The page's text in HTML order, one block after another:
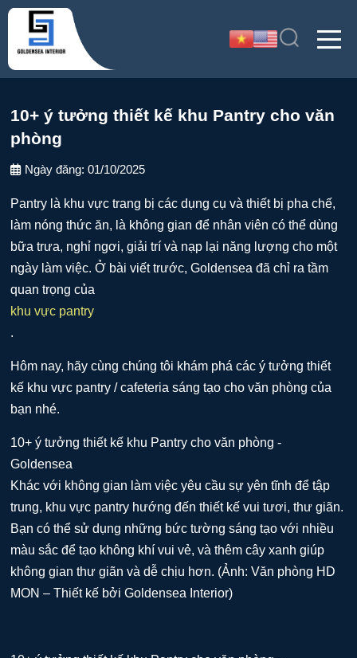
10+ ý tưởng thiết kế khu Pantry cho văn
phòng
Ngày đăng:01/10/2025
Pantry là khu vực trang bị các dụng cụ và thiết bị pha chế,
làm nóng thức ăn, là không gian để nhân viên có thể dùng
bữa trưa, nghỉ ngơi, giải trí và nạp lại năng lượng cho một
ngày làm việc. Ở bài viết trước, Goldensea đã chỉ ra tầm
quan trọng của
khu vực pantry
.
Hôm nay, hãy cùng chúng tôi khám phá các ý tưởng thiết
kế khu vực pantry / cafeteria sáng tạo cho văn phòng của
bạn nhé.
Khác với không gian làm việc yêu cầu sự yên tĩnh để tập
trung, khu vực pantry hướng đến thiết kế vui tươi, thư giãn.
Bạn có thể sử dụng những bức tường sáng tạo với nhiều
màu sắc để tạo không khí vui vẻ, và thêm cây xanh giúp
không gian thư giãn và dễ chịu hơn. (Ảnh: Văn phòng HD
MON – Thiết kế bởi Goldensea Interior)